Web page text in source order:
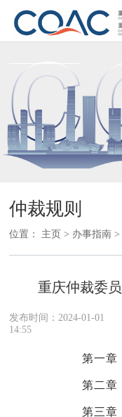
仲裁规则
位置： 主页 > 办事指南
重庆仲裁委
发布时间：2024-01-01
14:55
第一章
第二章
第三章